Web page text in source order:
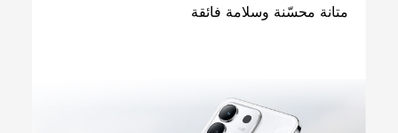
متانة محسّنة وسلامة فائقة